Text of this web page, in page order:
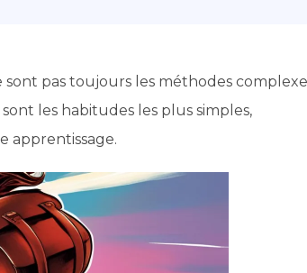
pas toujours les méthodes
les habitudes les plus simples,
apprentissage.